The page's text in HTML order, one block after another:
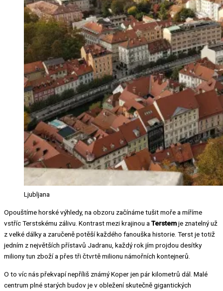
Ljubljana
Opouštíme horské výhledy, na obzoru začínáme tušit moře a míříme
vstříc Terstskému zálivu. Kontrast mezi krajinou a Terstemje znatelný už
z velké dálky a zaručeně potěší každého fanouška historie. Terst je totiž
jedním z největších přístavů Jadranu, každý rok jím projdou desítky
miliony tun zboží a přes tři čtvrtě milionu námořních kontejnerů.
O to víc nás překvapí nepříliš známý Koper jen pár kilometrů dál. Malé
centrum plné starých budov je v obležení skutečně gigantických